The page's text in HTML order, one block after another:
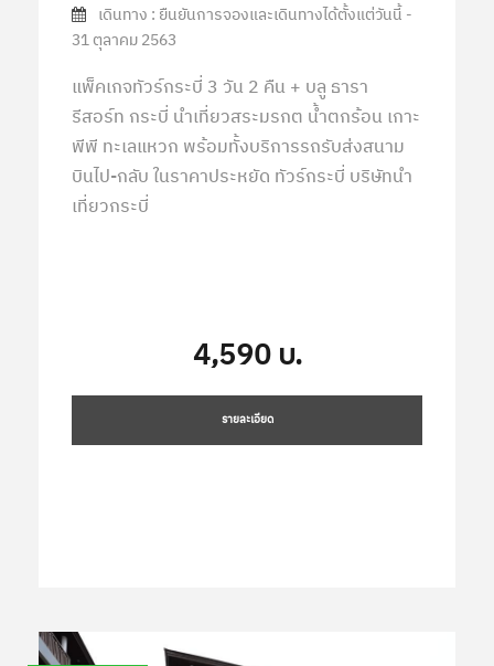
เดินทาง : ยืนยันการจองและเดินทางได้ตั้งแต่วันนี้ -
31 ตุลาคม 2563
แพ็คเกจทัวร์กระบี่ 3 วัน 2 คืน + บลู ธารา
รีสอร์ท กระบี่ นำเที่ยวสระมรกต น้ำตกร้อน เกาะ
พีพี ทะเลแหวก พร้อมทั้งบริการรถรับส่งสนาม
บินไป-กลับ ในราคาประหยัด ทัวร์กระบี่ บริษัทนำ
เที่ยวกระบี่
4,590 บ.
รายละเอียด